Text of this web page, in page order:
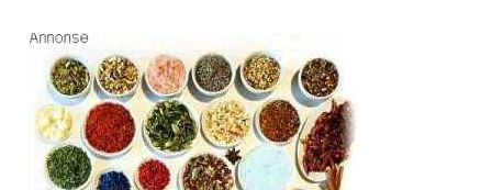
Quatre épices
Rosépepper
Salvie